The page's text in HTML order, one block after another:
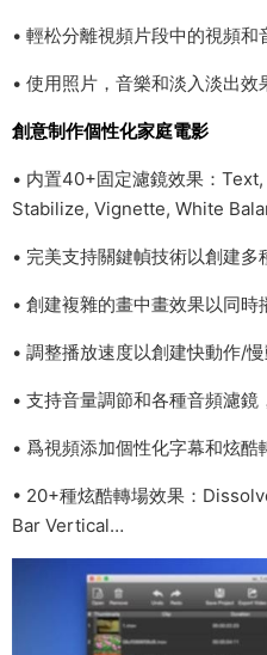
• 輕松分離視頻片段中的視頻和
• 使用照片，音樂和淡入淡出效
創意制作個性化家庭電影
• 内置40+固定濾鏡效果：
Stabilize, Vignette, White
• 完美支持關鍵幀技術以創建
• 創建複雜的畫中畫效果以同時
• 調整播放速度以創建快動作/
• 支持音量調節和各種音頻濾鏡
• 爲視頻添加個性化字幕和炫酷
• 20+種炫酷轉場效果：
Bar Vertical…